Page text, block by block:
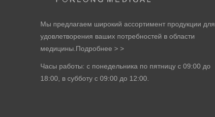
Мы предлагаем широкий ассортимент продукции для
удовлетворения ваших потребностей в области
медицины. Подробнее > >
Часы работы: с понедельника по пятницу с 09:00 до
18:00, в субботу с 09:00 до 12:00.